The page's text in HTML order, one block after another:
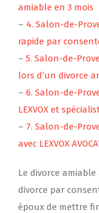
amiable en 3 mois
– 4. Salon-de-
rapide par
– 5. Salon-de-
lors d’un divorce
– 6. Salon-de-
LEXVOX et
– 7. Salon-de-
avec LEXVOX
Le divorce
divorce par
époux de mettre